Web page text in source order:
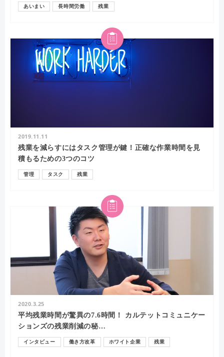
あいまい 長時間労働 残業
2019.11.11
残業を減らすにはタスク管理が鍵！正確な作業時間を見
積もるための3つのコツ
管理 タスク 残業
2020.3.25
平均残業時間が驚異の7.6時間！ カルテットコミュニケー
ションズの残業削減の秘…
インタビュー 働き方改革 ホワイト企業 残業